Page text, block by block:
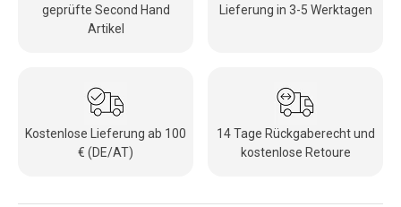
geprüfte Second Hand
Artikel
Lieferung in 3-5 Werktagen
Kostenlose Lieferung ab 100
€ (DE/AT)
14 Tage Rückgaberecht und
kostenlose Retoure